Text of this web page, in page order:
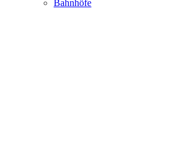
Bahnhöfe